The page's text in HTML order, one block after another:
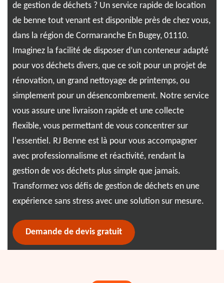
de gestion de déchets ? Un service rapide de location
de benne tout venant est disponible près de chez vous,
dans la région de Cormaranche En Bugey, 01110.
Imaginez la facilité de disposer d’un conteneur adapté
pour vos déchets divers, que ce soit pour un projet de
rénovation, un grand nettoyage de printemps, ou
simplement pour un désencombrement. Notre service
vous assure une livraison rapide et une collecte
flexible, vous permettant de vous concentrer sur
l'essentiel. RJ Benne est là pour vous accompagner
avec professionnalisme et réactivité, rendant la
gestion de vos déchets plus simple que jamais.
Transformez vos défis de gestion de déchets en une
expérience sans stress avec une solution sur mesure.
Demande de devis gratuit